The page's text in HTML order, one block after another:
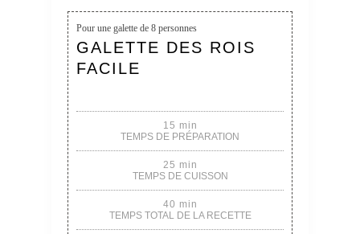
Pour une galette de 8 personnes
GALETTE DES ROIS
FACILE
15 min
TEMPS DE PRÉPARATION
25 min
TEMPS DE CUISSON
40 min
TEMPS TOTAL DE LA RECETTE